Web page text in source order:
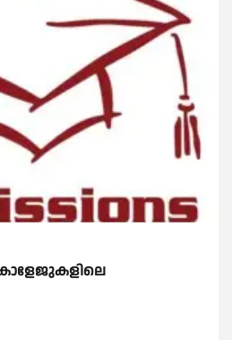
കോളേജുകളിലെ